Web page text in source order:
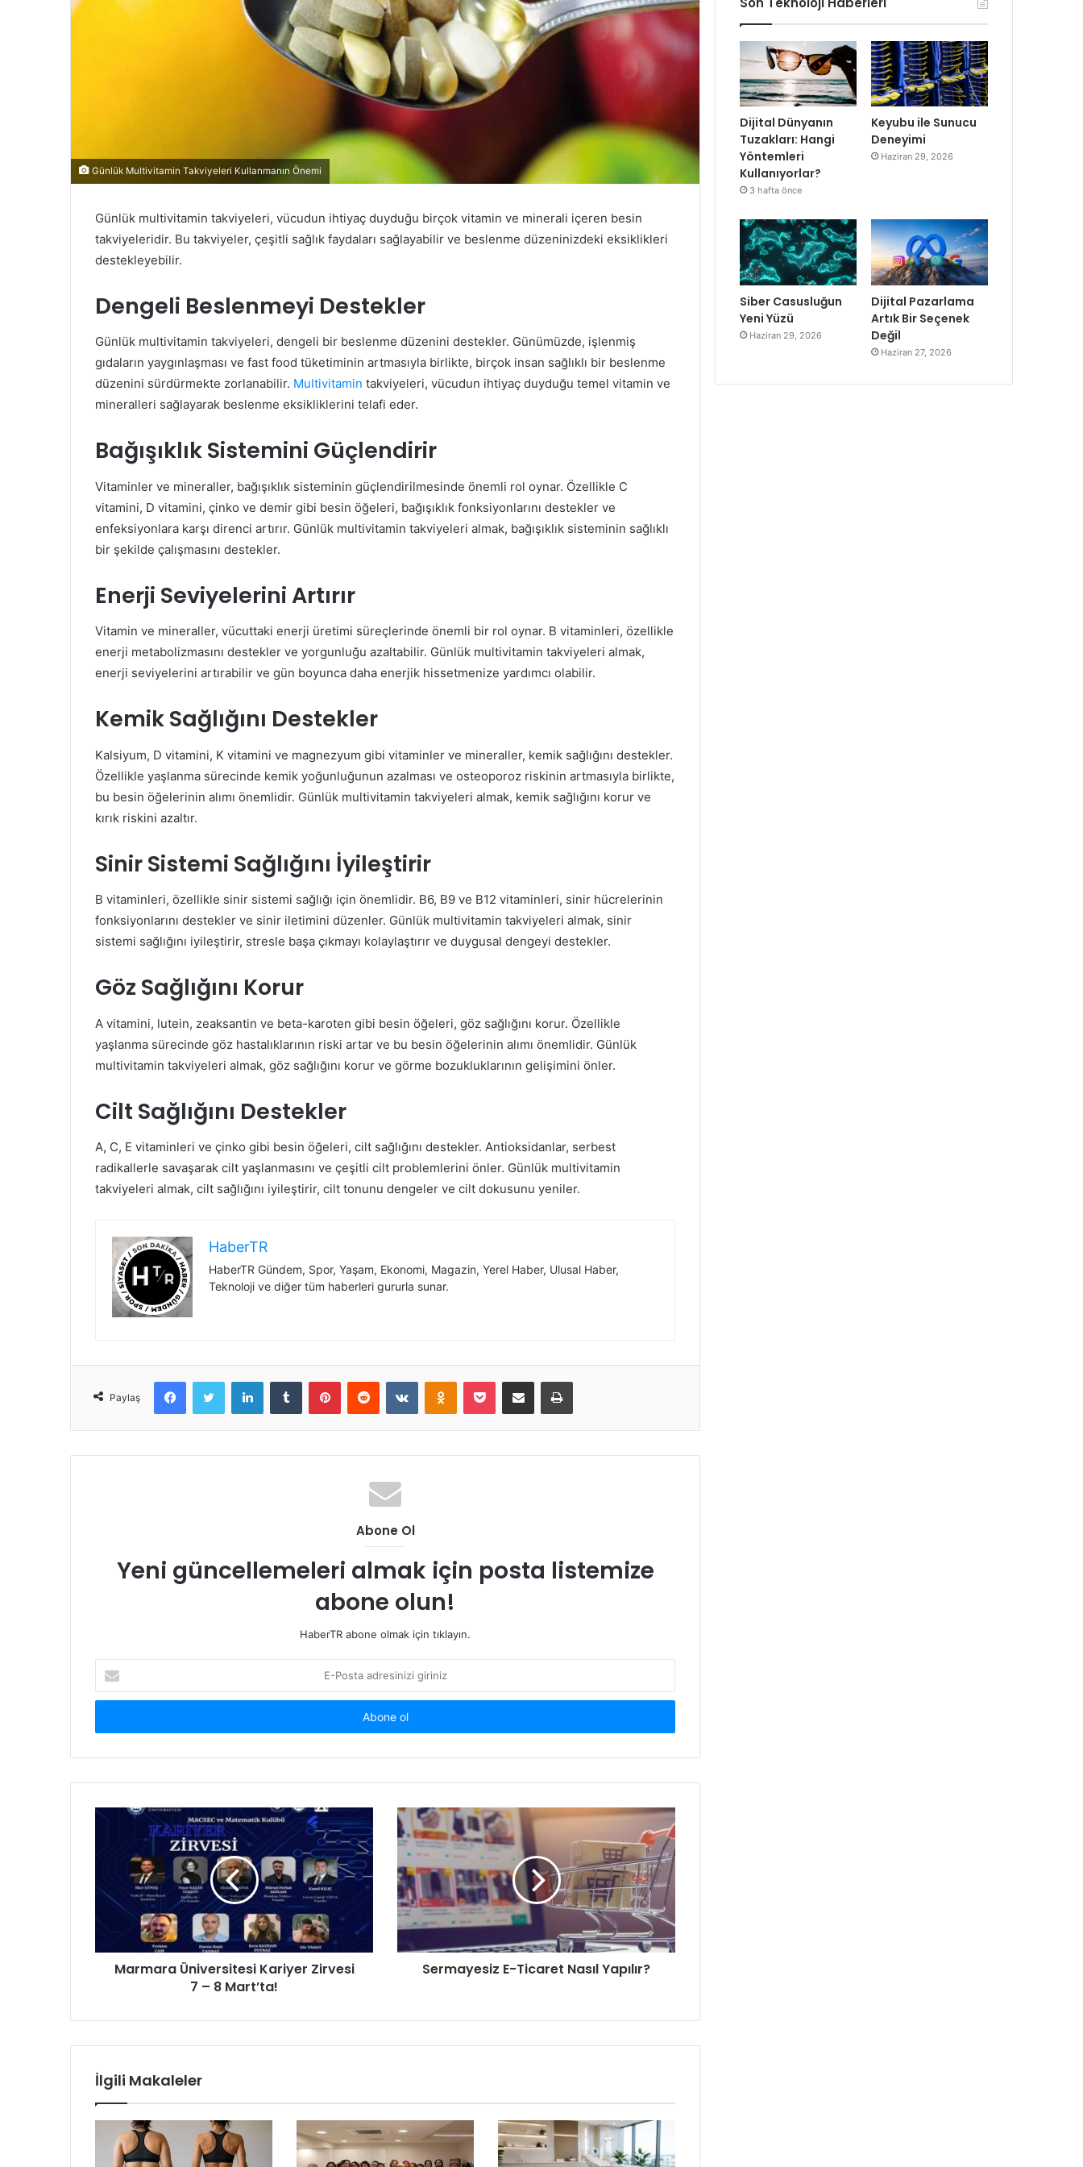
Günlük Multivitamin Takviyeleri Kullanmanın Önemi
Günlük multivitamin takviyeleri, vücudun ihtiyaç duyduğu birçok vitamin ve minerali içeren besin
takviyeleridir. Bu takviyeler, çeşitli sağlık faydaları sağlayabilir ve beslenme düzeninizdeki eksiklikleri
destekleyebilir.
Dengeli Beslenmeyi Destekler
Günlük multivitamin takviyeleri, dengeli bir beslenme düzenini destekler. Günümüzde, işlenmiş
gıdaların yaygınlaşması ve fast food tüketiminin artmasıyla birlikte, birçok insan sağlıklı bir beslenme
düzenini sürdürmekte zorlanabilir. Multivitamin takviyeleri, vücudun ihtiyaç duyduğu temel vitamin ve
mineralleri sağlayarak beslenme eksikliklerini telafi eder.
Bağışıklık Sistemini Güçlendirir
Vitaminler ve mineraller, bağışıklık sisteminin güçlendirilmesinde önemli rol oynar. Özellikle C
vitamini, D vitamini, çinko ve demir gibi besin öğeleri, bağışıklık fonksiyonlarını destekler ve
enfeksiyonlara karşı direnci artırır. Günlük multivitamin takviyeleri almak, bağışıklık sisteminin sağlıklı
bir şekilde çalışmasını destekler.
Enerji Seviyelerini Artırır
Vitamin ve mineraller, vücuttaki enerji üretimi süreçlerinde önemli bir rol oynar. B vitaminleri, özellikle
enerji metabolizmasını destekler ve yorgunluğu azaltabilir. Günlük multivitamin takviyeleri almak,
enerji seviyelerini artırabilir ve gün boyunca daha enerjik hissetmenize yardımcı olabilir.
Kemik Sağlığını Destekler
Kalsiyum, D vitamini, K vitamini ve magnezyum gibi vitaminler ve mineraller, kemik sağlığını destekler.
Özellikle yaşlanma sürecinde kemik yoğunluğunun azalması ve osteoporoz riskinin artmasıyla birlikte,
bu besin öğelerinin alımı önemlidir. Günlük multivitamin takviyeleri almak, kemik sağlığını korur ve
kırık riskini azaltır.
Sinir Sistemi Sağlığını İyileştirir
B vitaminleri, özellikle sinir sistemi sağlığı için önemlidir. B6, B9 ve B12 vitaminleri, sinir hücrelerinin
fonksiyonlarını destekler ve sinir iletimini düzenler. Günlük multivitamin takviyeleri almak, sinir
sistemi sağlığını iyileştirir, stresle başa çıkmayı kolaylaştırır ve duygusal dengeyi destekler.
Göz Sağlığını Korur
A vitamini, lutein, zeaksantin ve beta-karoten gibi besin öğeleri, göz sağlığını korur. Özellikle
yaşlanma sürecinde göz hastalıklarının riski artar ve bu besin öğelerinin alımı önemlidir. Günlük
multivitamin takviyeleri almak, göz sağlığını korur ve görme bozukluklarının gelişimini önler.
Cilt Sağlığını Destekler
A, C, E vitaminleri ve çinko gibi besin öğeleri, cilt sağlığını destekler. Antioksidanlar, serbest
radikallerle savaşarak cilt yaşlanmasını ve çeşitli cilt problemlerini önler. Günlük multivitamin
takviyeleri almak, cilt sağlığını iyileştirir, cilt tonunu dengeler ve cilt dokusunu yeniler.
HaberTR
HaberTR Gündem, Spor, Yaşam, Ekonomi, Magazin, Yerel Haber, Ulusal Haber,
Teknoloji ve diğer tüm haberleri gururla sunar.
Paylaş
FacebookTwitter LinkedInTumblr PinterestReddit VKontakteOdnoklassniki
Pocket E-Posta ile paylaş Yazdır
Abone Ol
Yeni güncellemeleri almak için posta listemize
abone olun!
HaberTR abone olmak için tıklayın.
Posta
adresinizi
Marmara Üniversitesi Kariyer Zirvesi
7 – 8 Mart’ta!
Sermayesiz E-Ticaret Nasıl Yapılır?
İlgili Makaleler
Dijital Dünyanın
Tuzakları: Hangi
Yöntemleri
Kullanıyorlar?
3 hafta önce
Keyubu ile Sunucu
Deneyimi
Haziran 29, 2026
Siber Casusluğun
Yeni Yüzü
Haziran 29, 2026
Dijital Pazarlama
Artık Bir Seçenek
Değil
Haziran 27, 2026